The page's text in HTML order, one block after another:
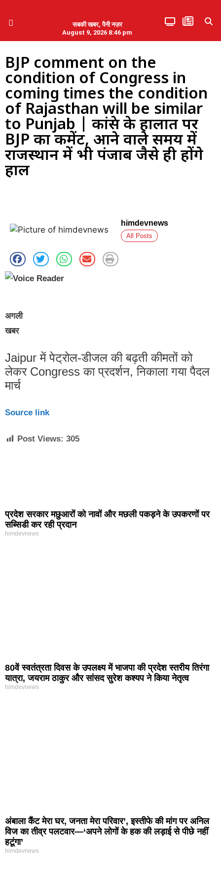
सबकी खबर, पैनी नज़र
August 9, 2026 8:46 pm
BJP comment on the
condition of Congress in
coming times the condition
of Rajasthan will be similar
to Punjab | कांग्रेस के हालात पर
BJP का कमेंट, आने वाले समय में
राजस्थान में भी पंजाब जैसे ही होंगे
हाल
himdevnews
All Posts
अगली
खबर
Jaipur में पेट्रोल-डीजल की बढ़ती कीमतों को
लेकर Congress का प्रदर्शन, निकाला गया पैदल
मार्च
Source link
Post Views: 305
प्रदेश सरकार मछुआरों को नावों और मछली पकड़ने के उपकरणों पर
सब्सिडी कर रही प्रदान
himdevnews
80वें स्वतंत्रता दिवस के उपलक्ष्य में भाजपा की प्रदेश स्तरीय तिरंगा
यात्रा, जयराम ठाकुर और सांसद सुरेश कश्यप ने किया नेतृत्व
himdevnews
अंबाला कैंट मेरा घर, जनता मेरा परिवार’, इस्तीफे की मांग पर अनिल
विज का तीव्र पलटवार—‘अपने लोगों के हक की लड़ाई से पीछे नहीं
हटूंगा’
himdevnews